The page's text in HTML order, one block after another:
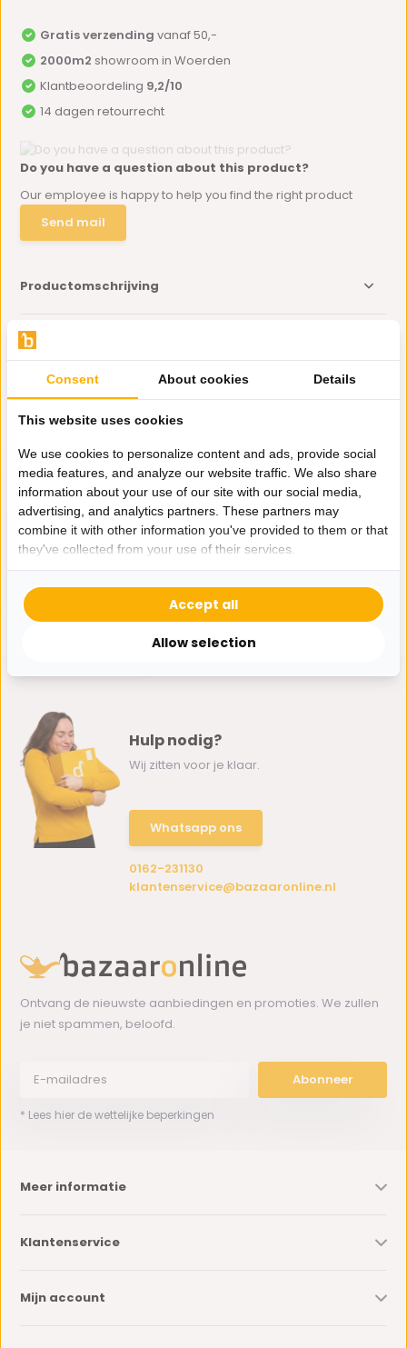
Gratis verzending vanaf 50,-
2000m2 showroom in Woerden
Klantbeoordeling 9,2/10
14 dagen retourrecht
Do you have a question about this product?
Our employee is happy to help you find the right product
Send mail
Productomschrijving
Specificaties
Delen
Eerder bekeken door jou
Orlinski Spiegel -
Rechthoekig - 80 x
160 cm - Spiegelglas
349,- 199,-
Hulp nodig?
Wij zitten voor je klaar.
Whatsapp ons
0162-231130
klantenservice@bazaaronline.nl
Ontvang de nieuwste aanbiedingen en promoties. We zullen
je niet spammen, beloofd.
Abonneer
* Lees hier de wettelijke beperkingen
Meer informatie
Klantenservice
Mijn account
Consent About cookies Details
This website uses cookies
We use cookies to personalize content and ads, provide social
media features, and analyze our website traffic. We also share
information about your use of our site with our social media,
advertising, and analytics partners. These partners may
combine it with other information you've provided to them or that
they've collected from your use of their services.
Allow selection
Accept all